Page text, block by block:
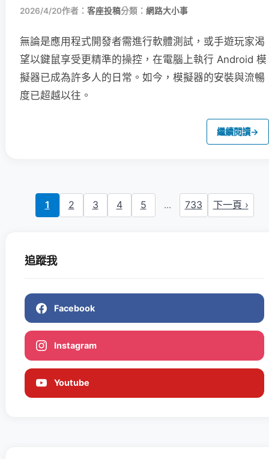
2026/4/20作者： 客座投稿分類： 網路大小事
無論是應用程式開發者需進行軟體測試，或手遊玩家渴
望以鍵鼠享受更精準的操控，在電腦上執行 Android 模
擬器已成為許多人的日常。如今，模擬器的安裝與流暢
度已超越以往。
繼續閱讀→
1 2 3 4 5 ... 733 下一頁 ›
追蹤我
Facebook
Instagram
Youtube